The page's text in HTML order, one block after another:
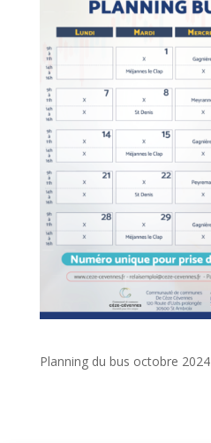
Planning du bus octobre 2024